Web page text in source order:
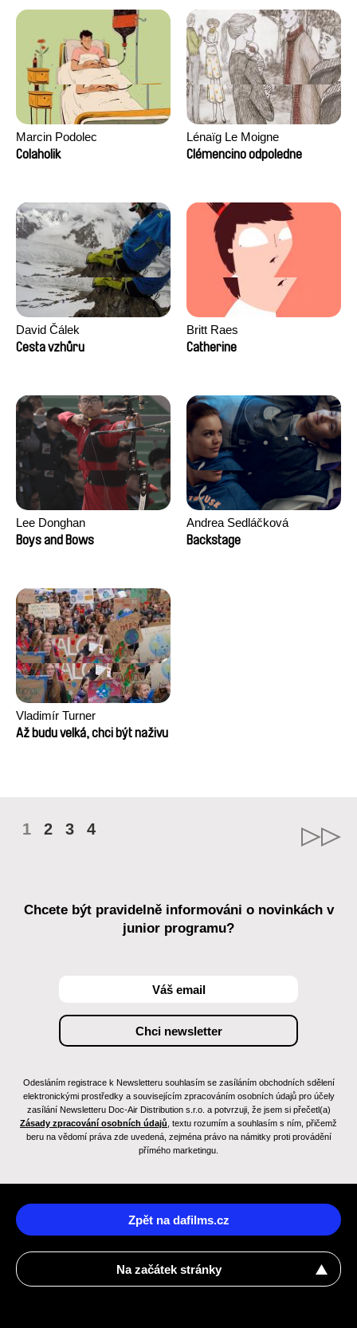
Marcin Podolec
Colaholik
Lénaïg Le Moigne
Clémencino odpoledne
David Čálek
Cesta vzhůru
Britt Raes
Catherine
Lee Donghan
Boys and Bows
Andrea Sedláčková
Backstage
Vladimír Turner
Až budu velká, chci být naživu
1 2 3 4
Chcete být pravidelně informováni o novinkách v
junior programu?
Odesláním registrace k Newsletteru souhlasím se zasíláním obchodních sdělení
elektronickými prostředky a souvisejícím zpracováním osobních údajů pro účely
zasílání Newsletteru Doc-Air Distribution s.r.o. a potvrzuji, že jsem si přečetl(a)
Zásady zpracování osobních údajů , textu rozumím a souhlasím s ním, přičemž
beru na vědomí práva zde uvedená, zejména právo na námitky proti provádění
přímého marketingu.
Zpět na dafilms.cz
Na začátek stránky